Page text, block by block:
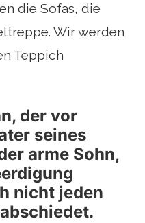
die Sofas, die
Wir werden
Teppich
der vor
seines
arme Sohn,
nicht jeden